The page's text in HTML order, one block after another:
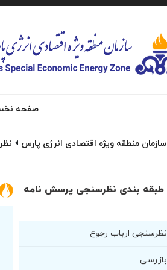
صفحه
سازمان منطقه ویژه اقتصادی انرژی پارس
طبقه بندی نظرسنجی پرسش نامه
نظرسنجی ارباب رجوع
بازرسی